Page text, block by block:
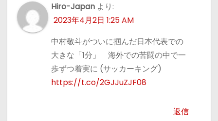
Hiro-Japan より:
2023年4月2日 1:25 AM
中村敬斗がついに掴んだ日本代表での
大きな「1分」 海外での苦闘の中で一
歩ずつ着実に (サッカーキング)
https://t.co/2GJJuZJF08
返信